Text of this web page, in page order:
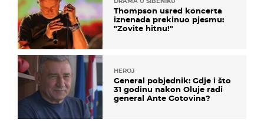
Thompson usred koncerta
iznenada prekinuo pjesmu:
"Zovite hitnu!"
HEROJ
General pobjednik: Gdje i što
31 godinu nakon Oluje radi
general Ante Gotovina?